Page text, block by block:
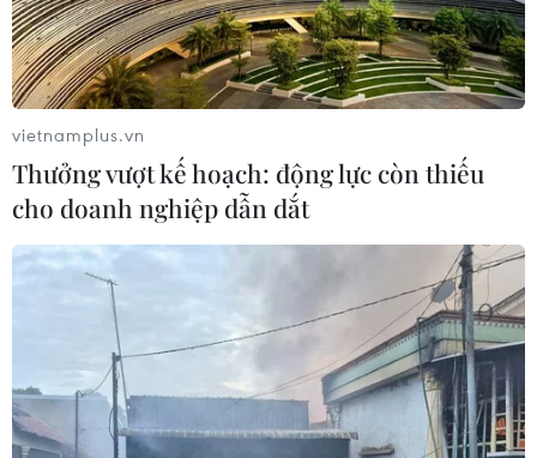
TIN CÙNG CHUYÊN MỤC
Buổi hòa nhạc kéo dài 639 năm vừa
mới hoàn thành 4% hành trình
06/08/2026 11:54
Chương trình nghệ thuật 'Giai điệu
vietnamplus.vn
Thưởng vượt kế hoạch: động lực còn thiếu
cho doanh nghiệp dẫn dắt